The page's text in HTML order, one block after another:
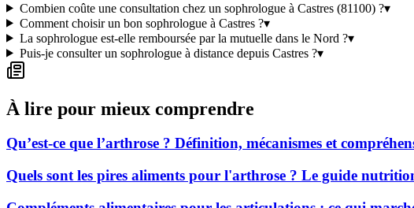
Combien coûte une consultation chez un sophrologue à Castres (81100) ?▾
Comment choisir un bon sophrologue à Castres ?▾
La sophrologue est-elle remboursée par la mutuelle dans le Nord ?▾
Puis-je consulter un sophrologue à distance depuis Castres ?▾
À lire pour mieux comprendre
Qu’est-ce que l’arthrose ? Définition, mécanismes et
Quels sont les pires aliments pour l'arthrose ? Le guide